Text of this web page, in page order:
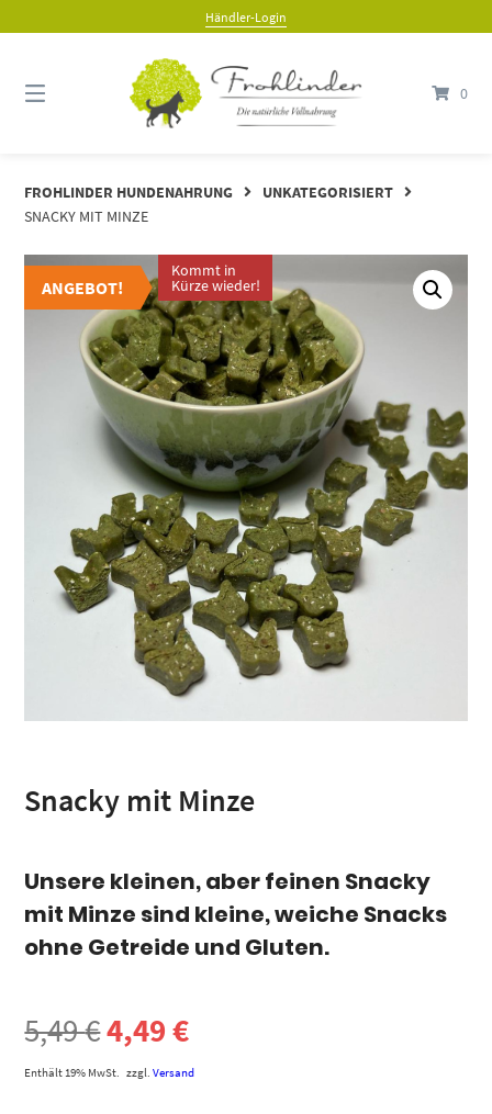
Händler-Login
0
FROHLINDER HUNDENAHRUNG
UNKATEGORISIERT
SNACKY MIT MINZE
ANGEBOT!
Kommt in
Kürze wieder!
Snacky mit Minze
Unsere kleinen, aber feinen Snacky
mit Minze sind kleine, weiche Snacks
ohne Getreide und Gluten.
5,49€4,49€
Enthält 19% MwSt. zzgl.Versand